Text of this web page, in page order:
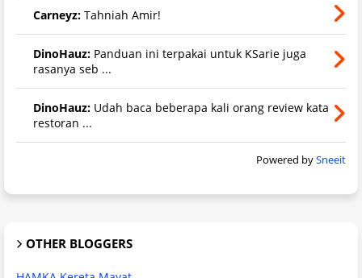
Carneyz: Tahniah Amir!
DinoHauz: Panduan ini terpakai untuk KSarie juga
rasanya seb ...
DinoHauz: Udah baca beberapa kali orang review kata
restoran ...
Powered bySneeit
OTHER BLOGGERS